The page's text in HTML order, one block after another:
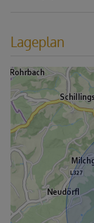
Lageplan